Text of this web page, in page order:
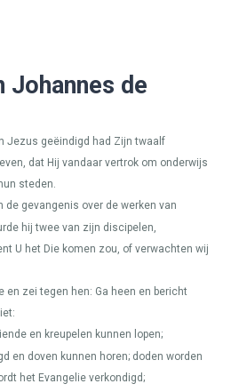
Johannes de
Jezus geëindigd had Zijn twaalf
dat Hij vandaar vertrok om onderwijs
steden.
de gevangenis over de werken van
hij twee van zijn discipelen,
U het Die komen zou, of verwachten wij
en zei tegen hen: Ga heen en bericht
en kreupelen kunnen lopen;
en doven kunnen horen; doden worden
het Evangelie verkondigd;